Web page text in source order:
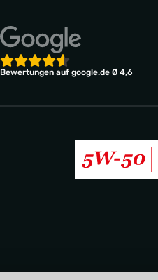
Bewertungen auf google.de Ø 4,6